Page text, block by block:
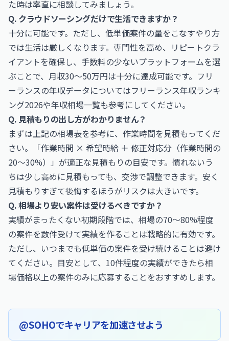
た時は率直に相談してみましょう。
Q. クラウドソーシングだけで生活できますか？
十分に可能です。ただし、低単価案件の量をこなすやり方
では生活は厳しくなります。専門性を高め、リピートクラ
イアントを確保し、手数料の少ないプラットフォームを選
ぶことで、月収30〜50万円は十分に達成可能です。フリ
ーランスの年収データについてはフリーランス年収ランキ
ング2026や年収相場一覧も参考にしてください。
Q. 見積もりの出し方がわかりません？
まずは上記の相場表を参考に、作業時間を見積もってくだ
さい。「作業時間 × 希望時給 ＋ 修正対応分（作業時間の
20〜30%）」が適正な見積もりの目安です。慣れないう
ちは少し高めに見積もっても、交渉で調整できます。安く
見積もりすぎて後悔するほうがリスクは大きいです。
Q. 相場より安い案件は受けるべきですか？
実績がまったくない初期段階では、相場の70〜80%程度
の案件を数件受けて実績を作ることは戦略的に有効です。
ただし、いつまでも低単価の案件を受け続けることは避け
てください。目安として、10件程度の実績ができたら相
場価格以上の案件のみに応募することをおすすめします。
@SOHOでキャリアを加速させよう